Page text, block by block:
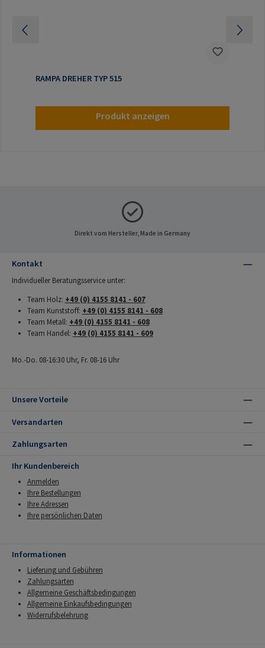
RAMPA DREHER TYP 515
Produkt anzeigen
Direkt vom Hersteller, Made in Germany
Kontakt
Individueller Beratungsservice unter:
Team Holz: +49 (0) 4155 8141 - 607
Team Kunststoff: +49 (0) 4155 8141 - 608
Team Metall: +49 (0) 4155 8141 - 608
Team Handel: +49 (0) 4155 8141 - 609
Mo.-Do. 08-16:30 Uhr, Fr. 08-16 Uhr
Unsere Vorteile
Versandarten
Zahlungsarten
Ihr Kundenbereich
Anmelden
Ihre Bestellungen
Ihre Adressen
Ihre persönlichen Daten
Informationen
Lieferung und Gebühren
Zahlungsarten
Allgemeine Geschäftsbedingungen
Allgemeine Einkaufsbedingungen
Widerrufsbelehrung